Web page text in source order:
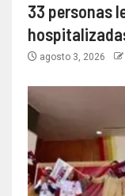
33 personas
agosto 3, 2026